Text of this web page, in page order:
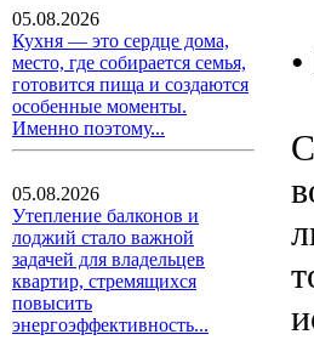
05.08.2026
Кухня — это сердце дома,
место, где собирается семья,
готовится пища и создаются
особенные моменты.
Именно поэтому...
05.08.2026
Утепление балконов и
лоджий стало важной
задачей для владельцев
квартир, стремящихся
повысить
энергоэффективность...